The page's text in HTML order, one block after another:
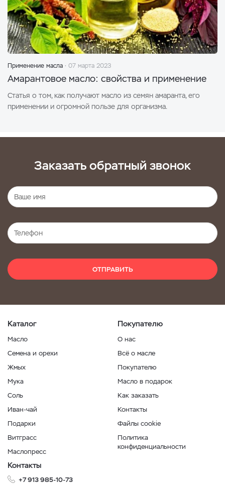
Применение масла 07 марта 2023
Амарантовое масло: свойства и применение
Статья о том, как получают масло из семян амаранта, его
применении и огромной пользе для организма.
Заказать обратный звонок
ОТПРАВИТЬ
Каталог
Масло
Семена и орехи
Жмых
Мука
Соль
Иван-чай
Подарки
Витграсс
Маслопресс
Покупателю
О нас
Всё о масле
Покупателю
Масло в подарок
Как заказать
Контакты
Файлы cookie
Политика
конфиденциальности
Контакты
+7 913 985-10-73